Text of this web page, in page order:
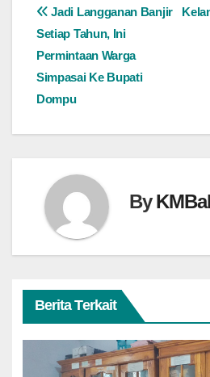
Navigasi
pos
Jadi Langganan Banjir
Setiap Tahun, Ini
Permintaan Warga
Simpasai Ke Bupati
Dompu
By
Berita Terkait